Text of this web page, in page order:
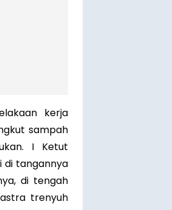
kerja
sampah
I Ketut
di tangannya
di tengah
trenyuh